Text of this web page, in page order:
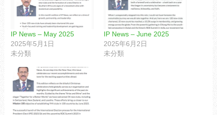
IP News – May 2025
2025年5月1日
未分類
IP News – June 2025
2025年6月2日
未分類